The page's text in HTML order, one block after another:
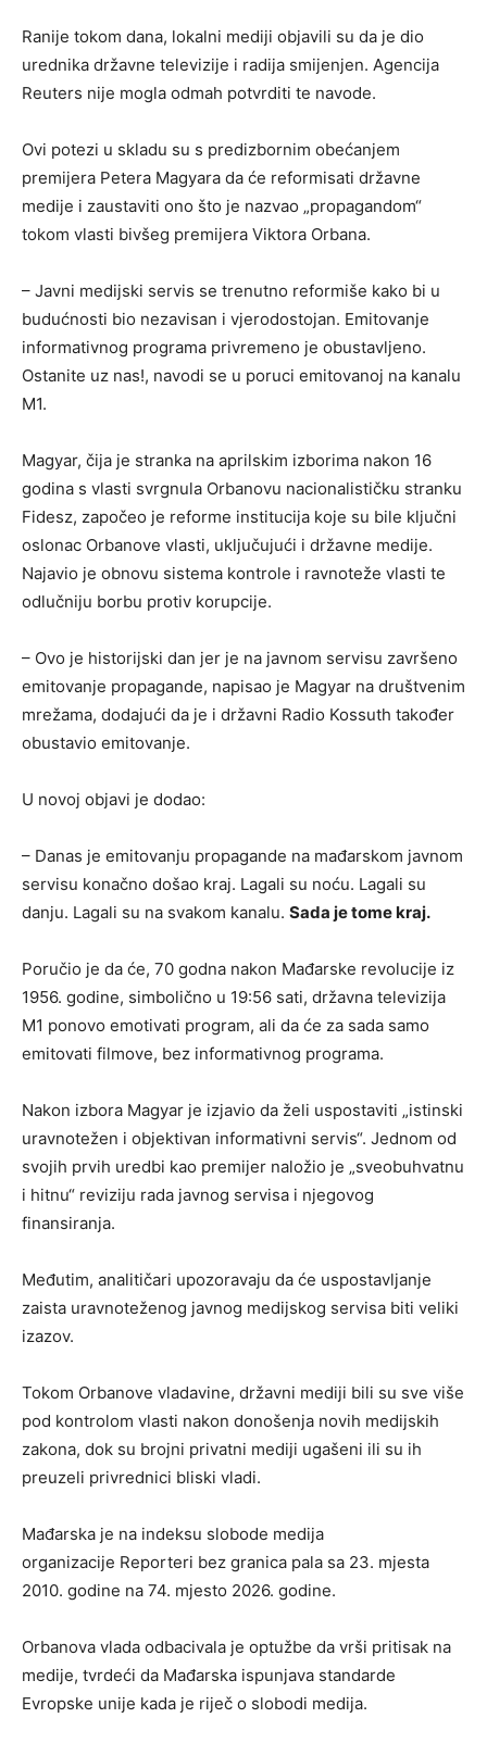
Ranije tokom dana, lokalni mediji objavili su da je dio
urednika državne televizije i radija smijenjen. Agencija
Reuters nije mogla odmah potvrditi te navode.
Ovi potezi u skladu su s predizbornim obećanjem
premijera Petera Magyara da će reformisati državne
medije i zaustaviti ono što je nazvao „propagandom“
tokom vlasti bivšeg premijera Viktora Orbana.
– Javni medijski servis se trenutno reformiše kako bi u
budućnosti bio nezavisan i vjerodostojan. Emitovanje
informativnog programa privremeno je obustavljeno.
Ostanite uz nas!, navodi se u poruci emitovanoj na kanalu
M1.
Magyar, čija je stranka na aprilskim izborima nakon 16
godina s vlasti svrgnula Orbanovu nacionalističku stranku
Fidesz, započeo je reforme institucija koje su bile ključni
oslonac Orbanove vlasti, uključujući i državne medije.
Najavio je obnovu sistema kontrole i ravnoteže vlasti te
odlučniju borbu protiv korupcije.
– Ovo je historijski dan jer je na javnom servisu završeno
emitovanje propagande, napisao je Magyar na društvenim
mrežama, dodajući da je i državni Radio Kossuth također
obustavio emitovanje.
U novoj objavi je dodao:
– Danas je emitovanju propagande na mađarskom javnom
servisu konačno došao kraj. Lagali su noću. Lagali su
danju. Lagali su na svakom kanalu. Sada je tome kraj.
Poručio je da će, 70 godna nakon Mađarske revolucije iz
1956. godine, simbolično u 19:56 sati, državna televizija
M1 ponovo emotivati program, ali da će za sada samo
emitovati filmove, bez informativnog programa.
Nakon izbora Magyar je izjavio da želi uspostaviti „istinski
uravnotežen i objektivan informativni servis“. Jednom od
svojih prvih uredbi kao premijer naložio je „sveobuhvatnu
i hitnu“ reviziju rada javnog servisa i njegovog
finansiranja.
Međutim, analitičari upozoravaju da će uspostavljanje
zaista uravnoteženog javnog medijskog servisa biti veliki
izazov.
Tokom Orbanove vladavine, državni mediji bili su sve više
pod kontrolom vlasti nakon donošenja novih medijskih
zakona, dok su brojni privatni mediji ugašeni ili su ih
preuzeli privrednici bliski vladi.
Mađarska je na indeksu slobode medija
organizacije Reporteri bez granica pala sa 23. mjesta
2010. godine na 74. mjesto 2026. godine.
Orbanova vlada odbacivala je optužbe da vrši pritisak na
medije, tvrdeći da Mađarska ispunjava standarde
Evropske unije kada je riječ o slobodi medija.